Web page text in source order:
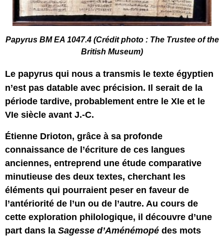
Papyrus BM EA 1047.4 (Crédit photo : The Trustee of the
British Museum)
Le papyrus qui nous a transmis le texte égyptien
n’est pas datable avec précision. Il serait de la
période tardive, probablement entre le XIe et le
VIe siècle avant J.-C.
Étienne Drioton, grâce à sa profonde
connaissance de l’écriture de ces langues
anciennes, entreprend une étude comparative
minutieuse des deux textes, cherchant les
éléments qui pourraient peser en faveur de
l’antériorité de l’un ou de l’autre. Au cours de
cette exploration philologique, il découvre d’une
part dans la Sagesse d’Aménémopé des mots